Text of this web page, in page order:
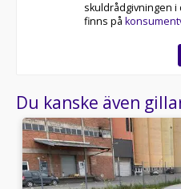
skuldrådgivningen
finns på
Du kanske även